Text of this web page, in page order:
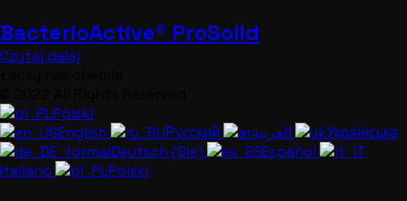
BacterioActive® ProSolid
Czytaj dalej
Polski
English
Русский
Українська
Deutsch (Sie)
Español
Italiano
Polski